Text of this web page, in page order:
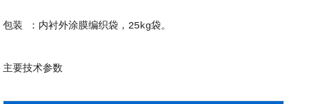
包装 ：内衬外涂膜编织袋，25kg袋。
主要技术参数